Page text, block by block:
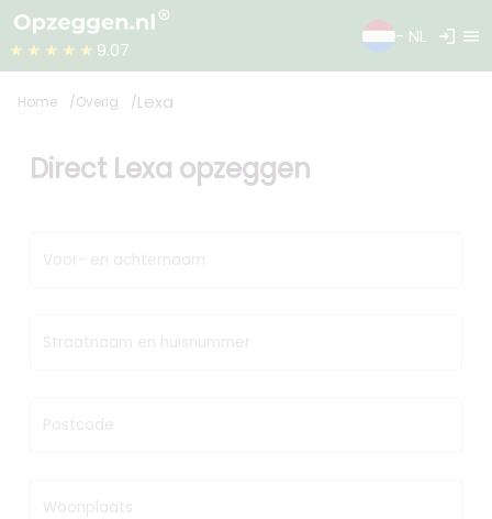
★★★★★ 9.07
- NL login menu
Home Overig Lexa
Direct Lexa opzeggen
Voor- en achternaam
Straatnaam en huisnummer
Postcode
Woonplaats